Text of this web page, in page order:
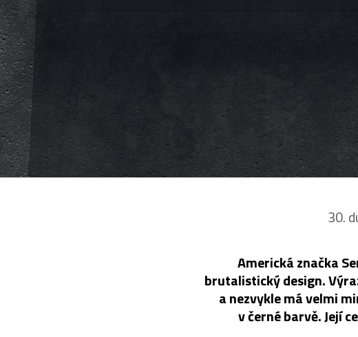
30.
Americká značka
brutalistický design.
a nezvykle má velmi
v černé barvě. Její